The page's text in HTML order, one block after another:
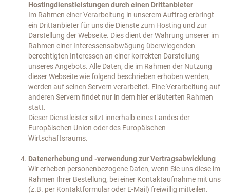
Hostingdienstleistungen durch einen Drittanbieter
Im Rahmen einer Verarbeitung in unserem Auftrag erbringt
ein Drittanbieter für uns die Dienste zum Hosting und zur
Darstellung der Webseite. Dies dient der Wahrung unserer im
Rahmen einer Interessensabwägung überwiegenden
berechtigten Interessen an einer korrekten Darstellung
unseres Angebots. Alle Daten, die im Rahmen der Nutzung
dieser Webseite wie folgend beschrieben erhoben werden,
werden auf seinen Servern verarbeitet. Eine Verarbeitung auf
anderen Servern findet nur in dem hier erläuterten Rahmen
statt.
Dieser Dienstleister sitzt innerhalb eines Landes der
Europäischen Union oder des Europäischen
Wirtschaftsraums.
Datenerhebung und -verwendung zur Vertragsabwicklung
Wir erheben personenbezogene Daten, wenn Sie uns diese im
Rahmen Ihrer Bestellung, bei einer Kontaktaufnahme mit uns
(z.B. per Kontaktformular oder E-Mail) freiwillig mitteilen.